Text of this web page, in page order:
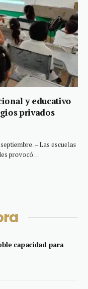
y educativo
privados
– Las escuelas
provocó…
capacidad para